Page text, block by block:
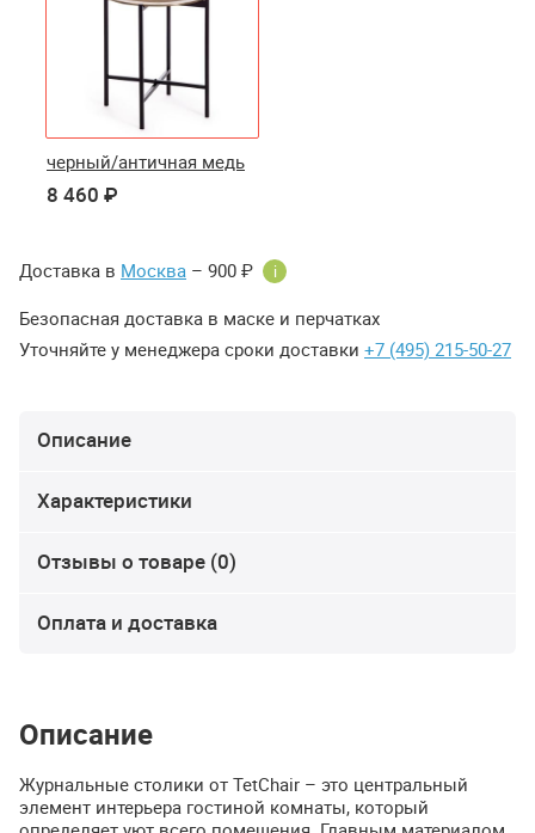
черный/античная медь
8 460 ₽
Доставка в Москва – 900 ₽ i
Безопасная доставка в маске и перчатках
Уточняйте у менеджера сроки доставки +7 (495) 215-50-27
Описание
Характеристики
Отзывы о товаре (0)
Оплата и доставка
Описание
Журнальные столики от TetChair – это центральный
элемент интерьера гостиной комнаты, который